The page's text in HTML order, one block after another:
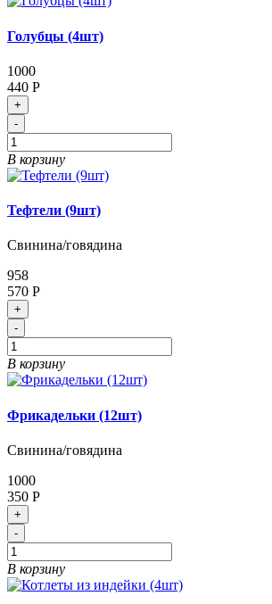
Голубцы (4шт)
1000
440 Р
+
-
В корзину
Тефтели (9шт)
Свинина/говядина
958
570 Р
+
-
В корзину
Фрикадельки (12шт)
Свинина/говядина
1000
350 Р
+
-
В корзину